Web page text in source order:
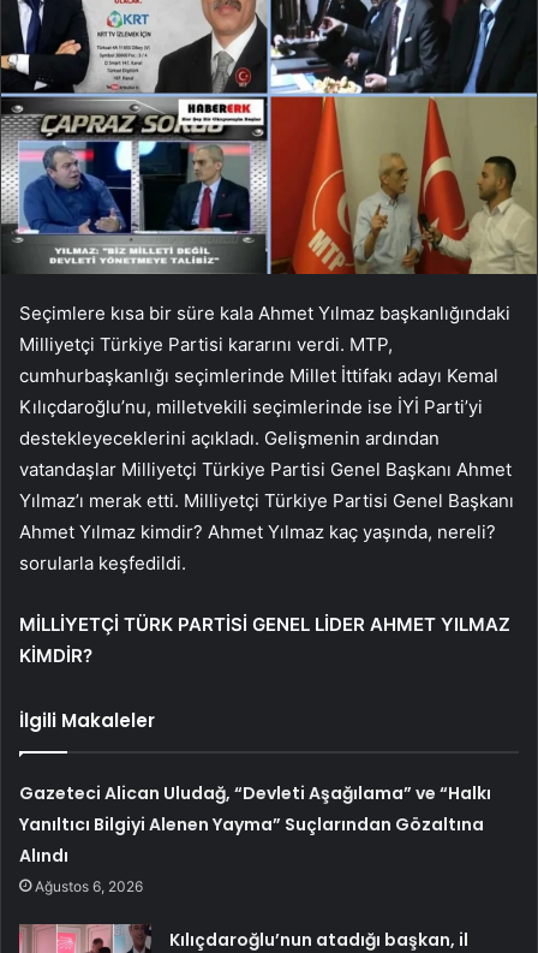
Seçimlere kısa bir süre kala Ahmet Yılmaz başkanlığındaki
Milliyetçi Türkiye Partisi kararını verdi. MTP,
cumhurbaşkanlığı seçimlerinde Millet İttifakı adayı Kemal
Kılıçdaroğlu’nu, milletvekili seçimlerinde ise İYİ Parti’yi
destekleyeceklerini açıkladı. Gelişmenin ardından
vatandaşlar Milliyetçi Türkiye Partisi Genel Başkanı Ahmet
Yılmaz’ı merak etti. Milliyetçi Türkiye Partisi Genel Başkanı
Ahmet Yılmaz kimdir? Ahmet Yılmaz kaç yaşında, nereli?
sorularla keşfedildi.
MİLLİYETÇİ TÜRK PARTİSİ GENEL LİDER AHMET YILMAZ
KİMDİR?
İlgili Makaleler
Gazeteci Alican Uludağ, “Devleti Aşağılama” ve “Halkı
Yanıltıcı Bilgiyi Alenen Yayma” Suçlarından Gözaltına
Alındı
Ağustos 6, 2026
Kılıçdaroğlu’nun atadığı başkan, il